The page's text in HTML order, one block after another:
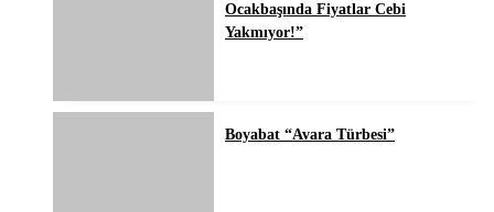
Ocakbaşında Fiyatlar Cebi
Yakmıyor!”
Boyabat “Avara Türbesi”